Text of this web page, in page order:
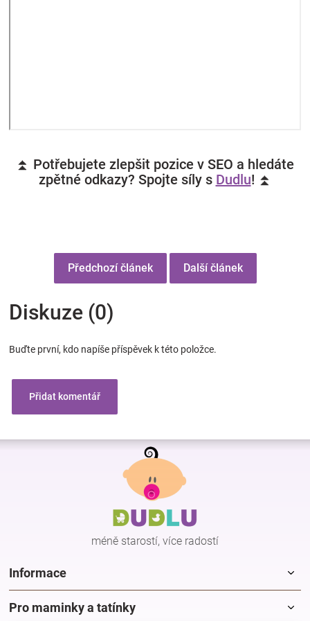
⏫ Potřebujete zlepšit pozice v SEO a hledáte
zpětné odkazy? Spojte síly s Dudlu! ⏫
Předchozí článek Další článek
Diskuze (0)
Buďte první, kdo napíše příspěvek k této položce.
Přidat komentář
Z
méně starostí, více radostí
Informace
Pro maminky a tatínky